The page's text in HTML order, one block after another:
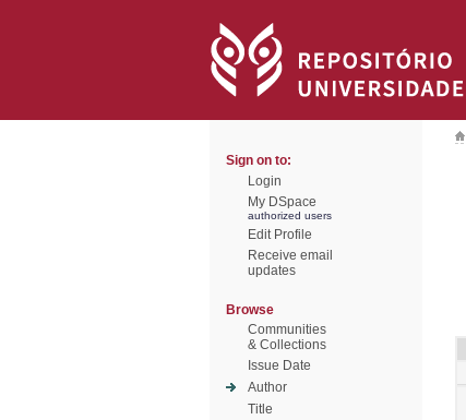
Sign on to:
Login
My DSpace
authorized users
Edit Profile
Receive email
updates
Browse
Communities
& Collections
Issue Date
Author
Title